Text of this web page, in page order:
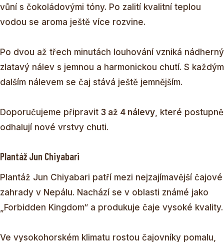
vůní s čokoládovými tóny. Po zalití kvalitní teplou
vodou se aroma ještě více rozvine.
Po dvou až třech minutách louhování vzniká nádherný
zlatavý nálev s jemnou a harmonickou chutí. S každým
dalším nálevem se čaj stává ještě jemnějším.
Doporučujeme připravit 3 až 4 nálevy , které postupně
odhalují nové vrstvy chuti.
Plantáž Jun Chiyabari
Plantáž Jun Chiyabari patří mezi nejzajímavější čajové
zahrady v Nepálu. Nachází se v oblasti známé jako
„Forbidden Kingdom“ a produkuje čaje vysoké kvality.
Ve vysokohorském klimatu rostou čajovníky pomalu,